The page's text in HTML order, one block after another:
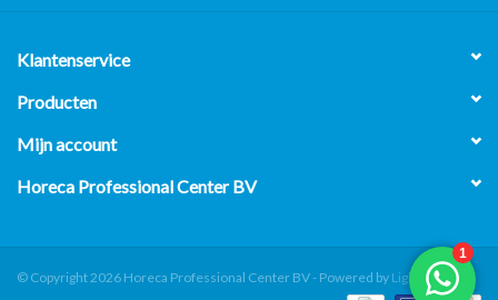
Klantenservice
Producten
Mijn account
Horeca Professional Center BV
© Copyright 2026 Horeca Professional Center BV - Powered by Lightspeed